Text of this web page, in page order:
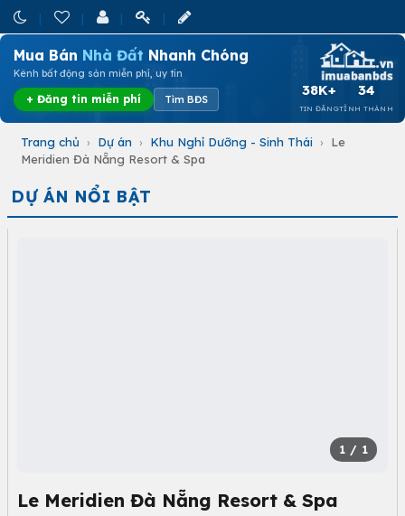
Mua Bán Nhà Đất Nhanh Chóng
Kênh bất động sản miễn phí, uy tín
+ Đăng tin miễn phí Tìm BĐS
38K+
TIN ĐĂNG
34
TỈNH THÀNH
Trang chủ › Dự án › Khu Nghỉ Dưỡng - Sinh Thái ›
Le
Meridien Đà Nẵng Resort & Spa
DỰ ÁN NỔI BẬT
1 / 1
Le Meridien Đà Nẵng Resort & Spa